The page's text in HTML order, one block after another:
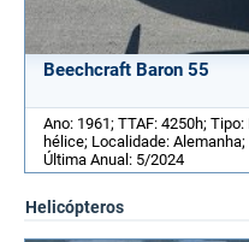
Beechcraft Baron 55
Ano: 1961; TTAF: 4250h;
hélice; Localidade: Alemanha;
Última Anual: 5/2024
Helicópteros